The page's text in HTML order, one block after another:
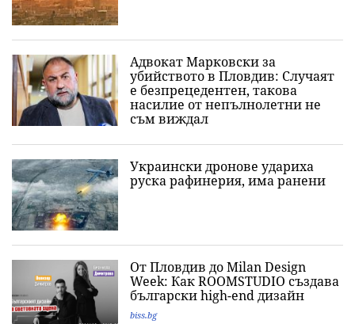
Адвокат Марковски за
убийството в Пловдив: Случаят
е безпрецедентен, такова
насилие от непълнолетни не
съм виждал
Украински дронове удариха
руска рафинерия, има ранени
От Пловдив до Milan Design
Week: Как ROOMSTUDIO създава
български high-end дизайн
biss.bg